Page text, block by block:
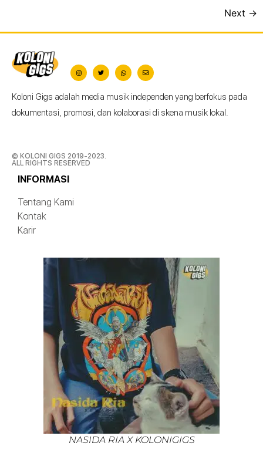
Next →
Koloni Gigs adalah media musik independen yang berfokus pada
dokumentasi, promosi, dan kolaborasi di skena musik lokal.
© KOLONI GIGS 2019-2023.
ALL RIGHTS RESERVED
INFORMASI
Tentang Kami
Kontak
Karir
NASIDA RIA X KOLONIGIGS